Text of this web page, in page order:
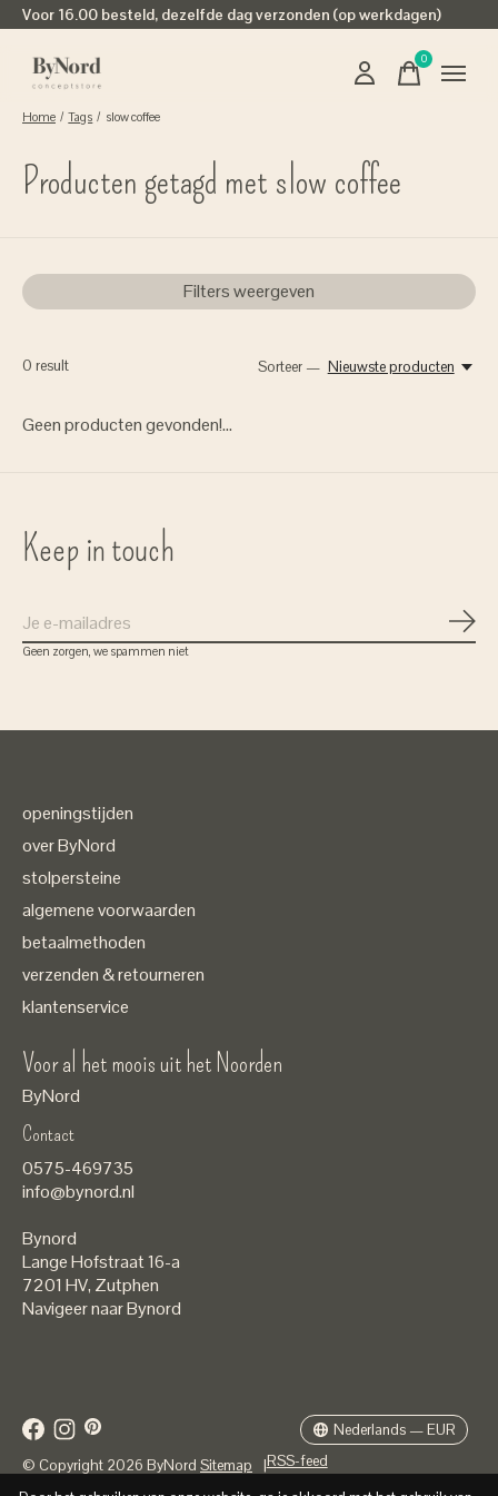
Voor 16.00 besteld, dezelfde dag verzonden (op werkdagen)
0items
Home / Tags / slow coffee
Producten getagd met slow coffee
Filters weergeven
0 result Sorteer — Nieuwste producten
Geen producten gevonden!...
Keep in touch
Geen zorgen, we spammen niet
openingstijden
over ByNord
stolpersteine
algemene voorwaarden
betaalmethoden
verzenden & retourneren
klantenservice
Voor al het moois uit het Noorden
ByNord
Contact
0575-469735
info@bynord.nl
Bynord
Lange Hofstraat 16-a
7201 HV, Zutphen
Navigeer naar Bynord
© Copyright 2026 ByNord Sitemap |RSS-feed
Nederlands — EUR